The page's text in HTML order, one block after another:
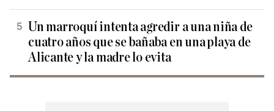
Un marroquí intenta agredir a una niña de
cuatro años que se bañaba en una playa de
Alicante y la madre lo evita